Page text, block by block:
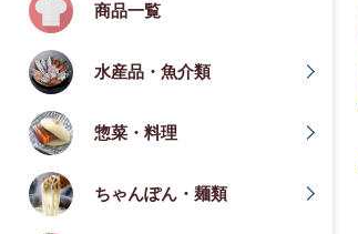
商品一覧
水産品・魚介類
惣菜・料理
ちゃんぽん・麺類